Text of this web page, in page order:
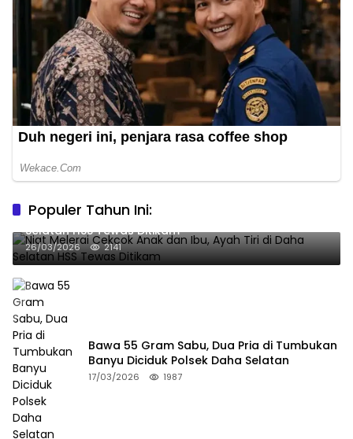
Populer Tahun Ini:
Niat Melerai Cekcok Anak dan Ibu, Ayah Tiri di Daha
Selatan HSS Tewas Ditikam
26/03/2026 2141
Bawa 55 Gram Sabu, Dua Pria di Tumbukan
Banyu Diciduk Polsek Daha Selatan
17/03/2026 1987